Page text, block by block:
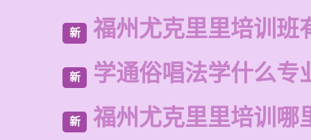
新 福州尤克里里培训班
新 学通俗唱法学什么专
新 福州尤克里里培训哪